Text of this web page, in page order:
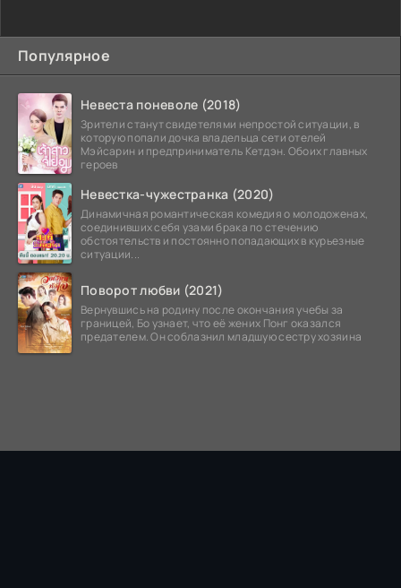
Популярное
Невеста поневоле (2018)
Зрители станут свидетелями непростой ситуации, в
которую попали дочка владельца сети отелей
Мэйсарин и предприниматель Кетдэн. Обоих главных
героев
Невестка-чужестранка (2020)
Динамичная романтическая комедия о молодоженах,
соединивших себя узами брака по стечению
обстоятельств и постоянно попадающих в курьезные
ситуации...
Поворот любви (2021)
Вернувшись на родину после окончания учебы за
границей, Бо узнает, что её жених Понг оказался
предателем. Он соблазнил младшую сестру хозяина